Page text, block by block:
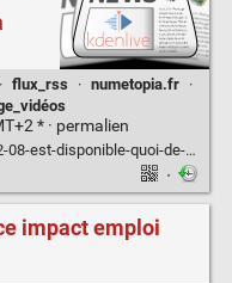
· flux_rss · numetopia.fr
·
* · permalien
22-08-est-disponible-quoi-de-neuf
·
impact emploi